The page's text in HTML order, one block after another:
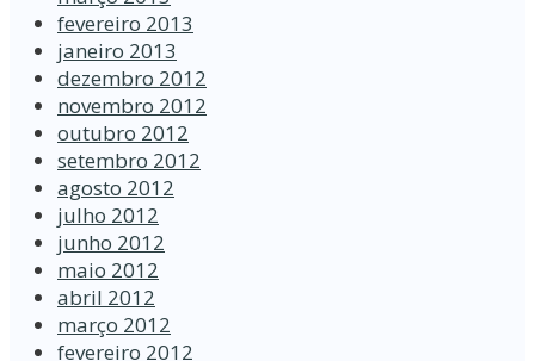
fevereiro 2013
janeiro 2013
dezembro 2012
novembro 2012
outubro 2012
setembro 2012
agosto 2012
julho 2012
junho 2012
maio 2012
abril 2012
março 2012
fevereiro 2012